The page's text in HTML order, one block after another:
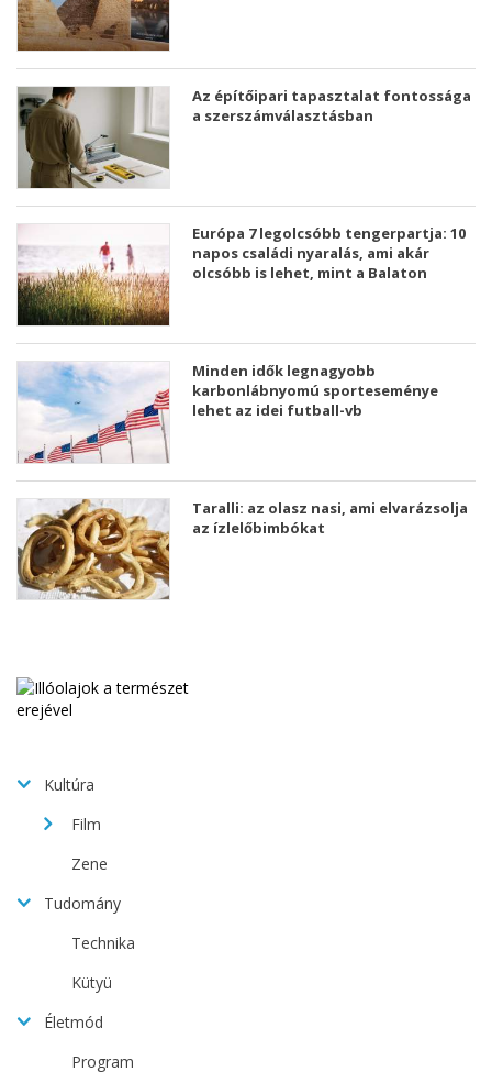
Az építőipari tapasztalat fontossága
a szerszámválasztásban
Európa 7 legolcsóbb tengerpartja: 10
napos családi nyaralás, ami akár
olcsóbb is lehet, mint a Balaton
Minden idők legnagyobb
karbonlábnyomú sporteseménye
lehet az idei futball-vb
Taralli: az olasz nasi, ami elvarázsolja
az ízlelőbimbókat
Kultúra
Film
Zene
Tudomány
Technika
Kütyü
Életmód
Program